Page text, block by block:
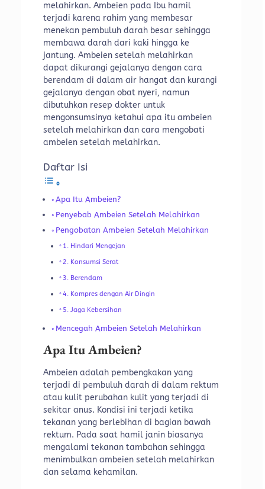
melahirkan. Ambeien pada Ibu hamil
terjadi karena rahim yang membesar
menekan pembuluh darah besar sehingga
membawa darah dari kaki hingga ke
jantung. Ambeien setelah melahirkan
dapat dikurangi gejalanya dengan cara
berendam di dalam air hangat dan kurangi
gejalanya dengan obat nyeri, namun
dibutuhkan resep dokter untuk
mengonsumsinya ketahui apa itu ambeien
setelah melahirkan dan cara mengobati
ambeien setelah melahirkan.
Daftar Isi
Apa Itu Ambeien?
Penyebab Ambeien Setelah Melahirkan
Pengobatan Ambeien Setelah Melahirkan
1. Hindari Mengejan
2. Konsumsi Serat
3. Berendam
4. Kompres dengan Air Dingin
5. Jaga Kebersihan
Mencegah Ambeien Setelah Melahirkan
Apa Itu Ambeien?
Ambeien adalah pembengkakan yang
terjadi di pembuluh darah di dalam rektum
atau kulit perubahan kulit yang terjadi di
sekitar anus. Kondisi ini terjadi ketika
tekanan yang berlebihan di bagian bawah
rektum. Pada saat hamil janin biasanya
mengalami tekanan tambahan sehingga
menimbulkan ambeien setelah melahirkan
dan selama kehamilan.